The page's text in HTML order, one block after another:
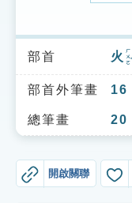
索引選單
知識索引
單字索引
遊戲專區
部首 火 ㄏㄨㄛˇ
部首外筆畫 16
總筆畫 20
開啟關聯